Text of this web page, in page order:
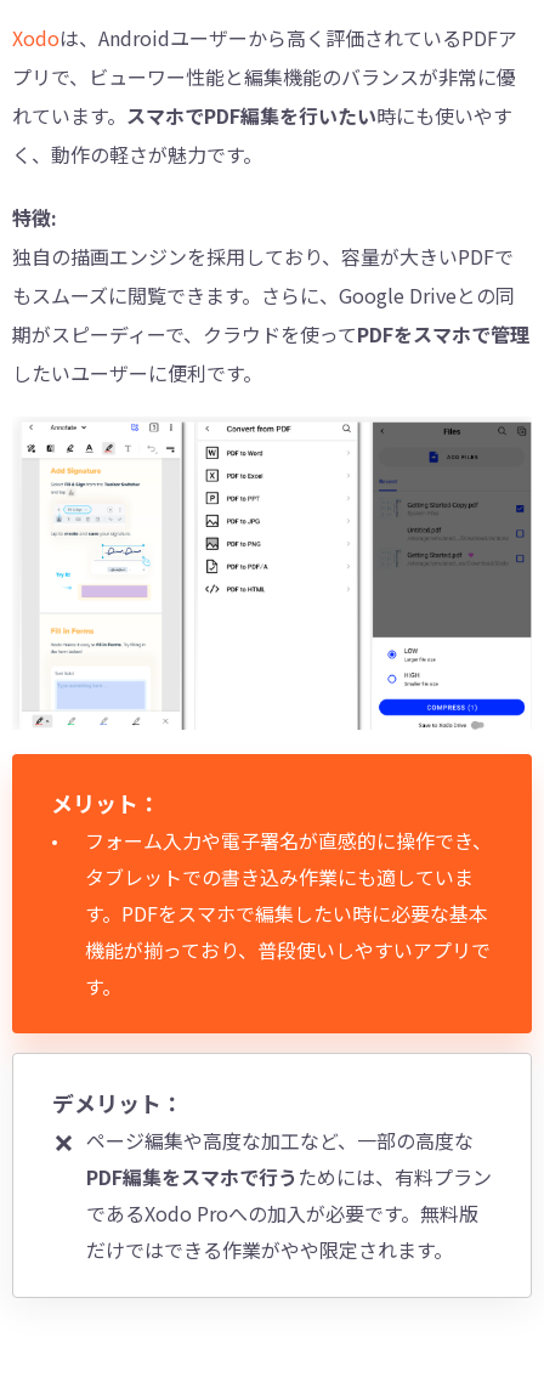
Xodoは、Androidユーザーから高く評価されているPDFア
プリで、ビューワー性能と編集機能のバランスが非常に優
れています。 スマホでPDF編集を行いたい時にも使いやす
く、動作の軽さが魅力です。
特徴:
独自の描画エンジンを採用しており、容量が大きいPDFで
もスムーズに閲覧できます。さらに、Google Driveとの同
期がスピーディーで、クラウドを使ってPDFをスマホで管理
したいユーザーに便利です。
メリット：
フォーム入力や電子署名が直感的に操作でき、
タブレットでの書き込み作業にも適していま
す。PDFをスマホで編集したい時に必要な基本
機能が揃っており、普段使いしやすいアプリで
す。
デメリット：
ページ編集や高度な加工など、一部の高度な
PDF編集をスマホで行う ためには、有料プラン
であるXodo Proへの加入が必要です。無料版
だけではできる作業がやや限定されます。